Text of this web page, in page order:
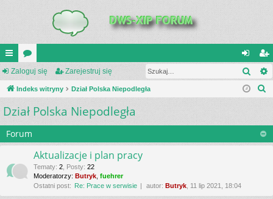
UI
C
K
_L
IN
or
a
al
og
si
ę
ar
ej
tru
j
Zaloguj się Zarejestruj się
Indeks witryny Dział Polska Niepodległa
a
Dział Polska Niepodległa
Forum
Aktualizacje i plan pracy
Tematy: 2 Posty: 22
Moderatorzy: Butryk fuehrer
Ostatni post: Re: Prace w serwisie autor: Butryk , 11 lip 2021, 18:04